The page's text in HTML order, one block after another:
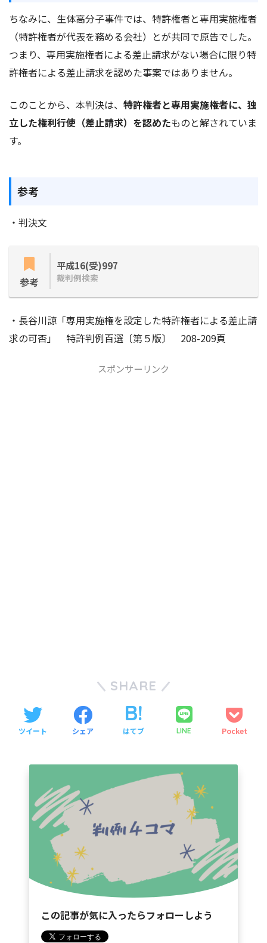
ちなみに、生体高分子事件では、特許権者と専用実施権者
（特許権者が代表を務める会社）とが共同で原告でした。
つまり、専用実施権者による差止請求がない場合に限り特
許権者による差止請求を認めた事案ではありません。
このことから、本判決は、 特許権者と専用実施権者に、独
立した権利行使（差止請求）を認めたものと解されていま
す。
参考
・判決文
参考
平成16(受)997
裁判例検索
・長谷川諒「専用実施権を設定した特許権者による差止請
求の可否」 特許判例百選〔第５版〕 208-209頁
スポンサーリンク
SHARE
ツイート シェア はてブ LINE Pocket
この記事が気に入ったらフォローしよう